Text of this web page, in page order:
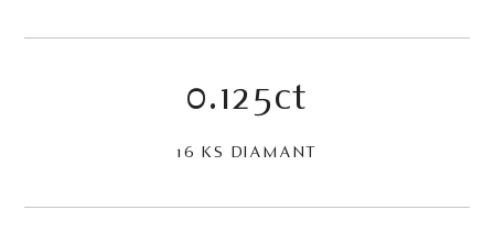
0.125ct
16 KS DIAMANT